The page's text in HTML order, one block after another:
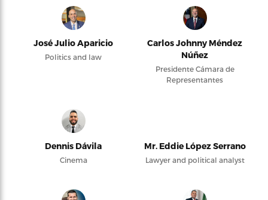
José Julio Aparicio
Politics and law
Carlos Johnny Méndez
Núñez
Presidente Cámara de
Representantes
Dennis Dávila
Cinema
Mr. Eddie López Serrano
Lawyer and political analyst